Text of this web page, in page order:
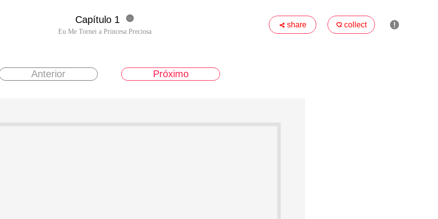
Capítulo 1 
Eu Me Tornei a Princesa Preciosa
 share  collect 
Anterior Próximo